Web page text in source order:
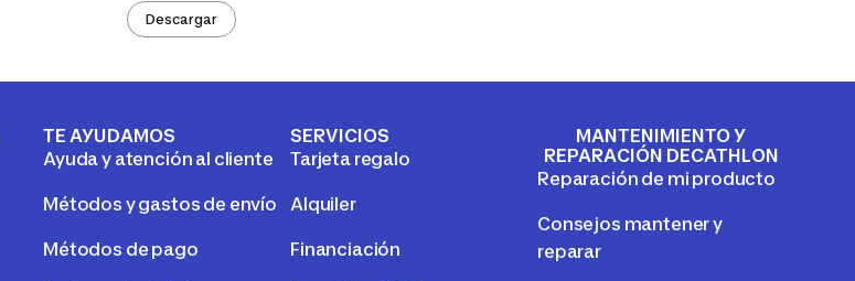
Descargar
TE AYUDAMOS
Ayuda y atención al cliente
Métodos y gastos de envío
Métodos de pago
SERVICIOS
Tarjeta regalo
Alquiler
Financiación
MANTENIMIENTO Y
REPARACIÓN DECATHLON
Reparación de mi producto
Consejos mantener y
reparar